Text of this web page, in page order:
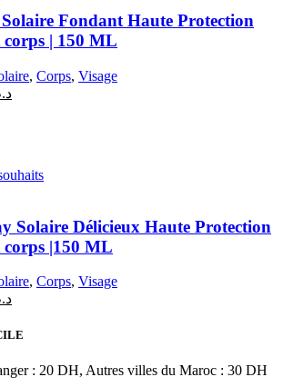
Fondant Haute Protection
corps | 150 ML
, Corps, Visage
Le
Solaire Délicieux Haute Protection
corps |150 ML
, Corps, Visage
Le
actuel
د.م.270.00.
: 20 DH, Autres villes du Maroc : 30 DH